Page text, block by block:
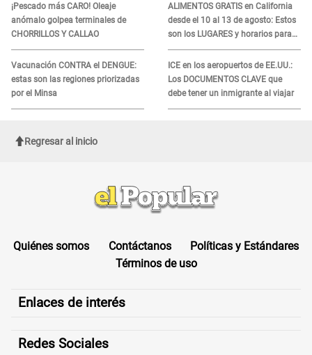
¡Pescado más CARO! Oleaje
anómalo golpea terminales de
CHORRILLOS Y CALLAO
Vacunación CONTRA el DENGUE:
estas son las regiones priorizadas
por el Minsa
ALIMENTOS GRATIS en California
desde el 10 al 13 de agosto: Estos
son los LUGARES y horarios para
recibir la ayuda
ICE en los aeropuertos de EE.UU.:
Los DOCUMENTOS CLAVE que
debe tener un inmigrante al viajar
Regresar al inicio
Quiénes somos Contáctanos
Políticas y Estándares
Términos de uso
Enlaces de interés
Redes Sociales